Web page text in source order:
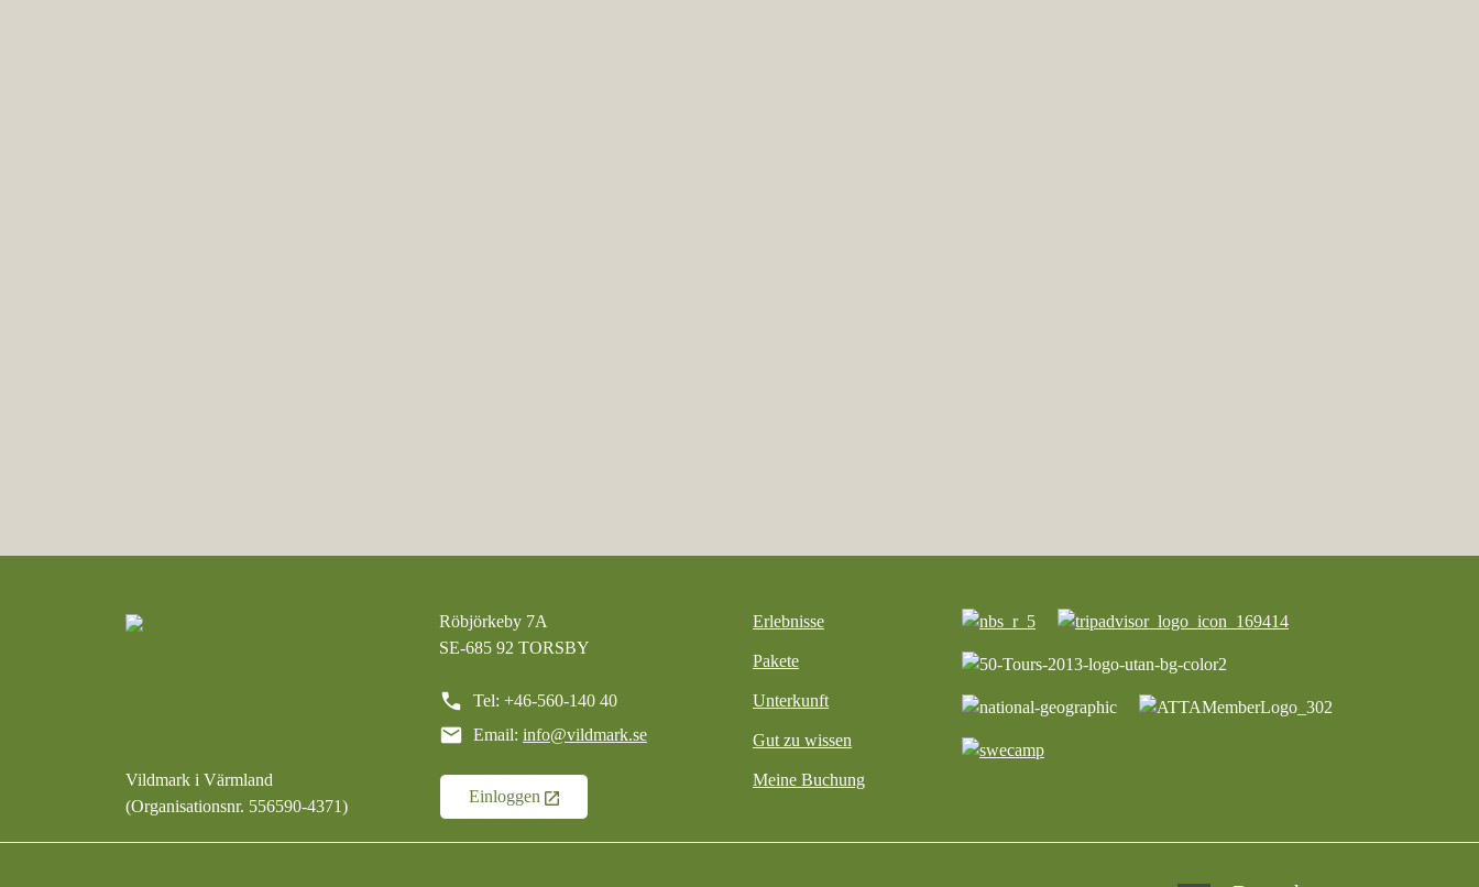
Vildmark i Värmland
(Organisationsnr. 556590-4371)
Röbjörkeby 7A
SE-685 92 TORSBY
call Tel: +46-560-140 40
mail Email: info@vildmark.se
Einloggen
Erlebnisse
Pakete
Unterkunft
Gut zu wissen
Meine Buchung